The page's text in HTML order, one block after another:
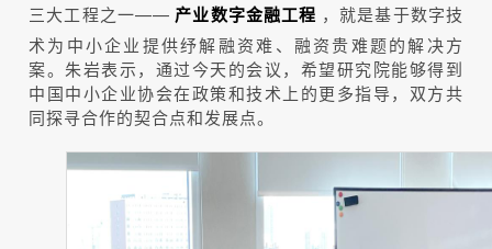
三大工程之一—— 产业数字金融工程 ，就是基于数字技
术为中小企业提供纾解融资难、融资贵难题的解决方
案。朱岩表示，通过今天的会议，希望研究院能够得到
中国中小企业协会在政策和技术上的更多指导，双方共
同探寻合作的契合点和发展点。